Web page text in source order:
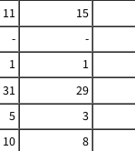
11 15
- -
1 1
31 29
5 3
10 8